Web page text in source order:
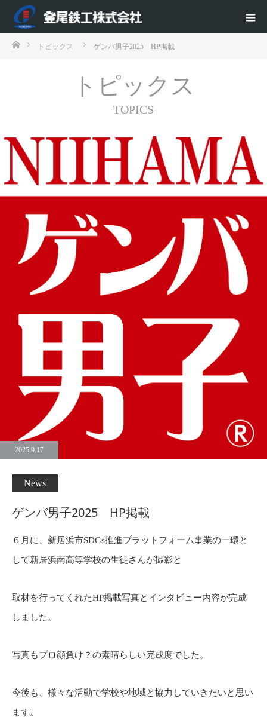
ホームトピックス ゲンバ男子2025 HP掲載
トピックス
TOPICS
2025.9.17
News
ゲンバ男子2025 HP掲載
６月に、新居浜市SDGs推進プラットフォーム事業の一環と
して新居浜南高等学校の生徒さんが撮影と
取材を行ってくれたHP掲載写真とインタビュー内容が完成
しました。
写真もプロ顔負け？の素晴らしい完成度でした。
今後も、様々な活動で学校や地域と協力していきたいと思い
ます。